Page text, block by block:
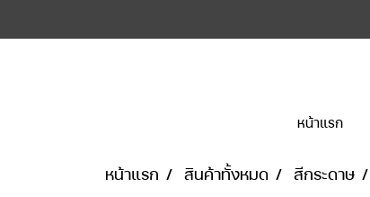
หน้าแรก
หน้าแรก สินค้าทั้งหมด สีกระดาษ